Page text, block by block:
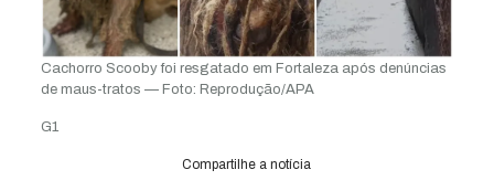
Cachorro Scooby foi resgatado em Fortaleza após denúncias
de maus-tratos — Foto: Reprodução/APA
G1
Compartilhe a notícia